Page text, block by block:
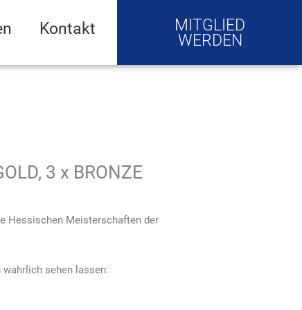
Kontakt
MITGLIED
WERDEN
3 x BRONZE
Hessischen Meisterschaften der
sehen lassen: